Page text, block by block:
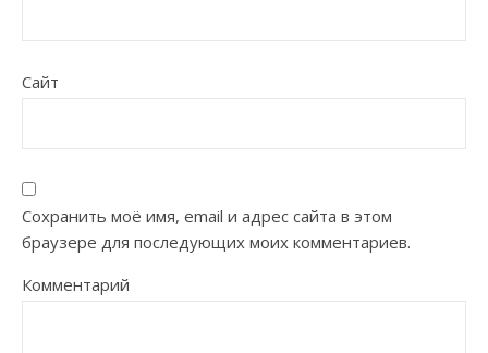
Сайт
Сохранить моё имя, email и адрес сайта в этом
браузере для последующих моих комментариев.
Комментарий